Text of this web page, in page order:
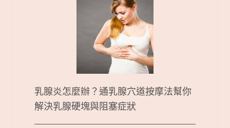
乳腺炎怎麼辦？通乳腺穴道按摩法幫你
解決乳腺硬塊與阻塞症狀